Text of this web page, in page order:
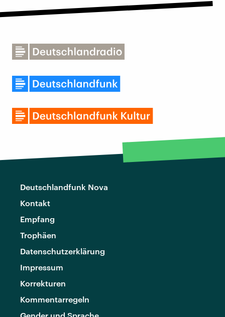
Deutschlandfunk Nova
Kontakt
Empfang
Trophäen
Datenschutzerklärung
Impressum
Korrekturen
Kommentarregeln